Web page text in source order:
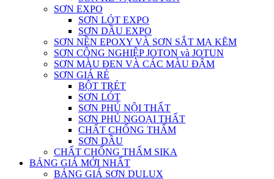
SƠN EXPO
SƠN LÓT EXPO
SƠN DẦU EXPO
SƠN NỀN EPOXY VÀ SƠN SẮT MẠ KẼM
SƠN CÔNG NGHIỆP JOTON và JOTUN
SƠN MÀU ĐEN VÀ CÁC MÀU ĐẬM
SƠN GIÁ RẺ
BỘT TRÉT
SƠN LÓT
SƠN PHỦ NỘI THẤT
SƠN PHỦ NGOẠI THẤT
CHẤT CHỐNG THẤM
SƠN DẦU
CHẤT CHỐNG THẤM SIKA
BẢNG GIÁ MỚI NHẤT
BẢNG GIÁ SƠN DULUX